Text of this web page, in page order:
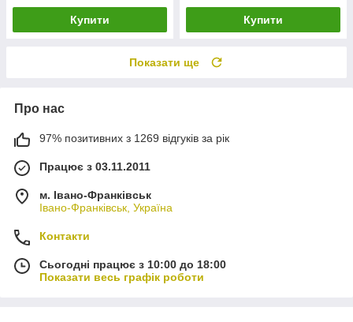
Купити Купити
Показати ще
Про нас
97% позитивних з 1269 відгуків за рік
Працює з 03.11.2011
м. Івано-Франківськ
Івано-Франківськ, Україна
Контакти
Сьогодні працює з 10:00 до 18:00
Показати весь графік роботи